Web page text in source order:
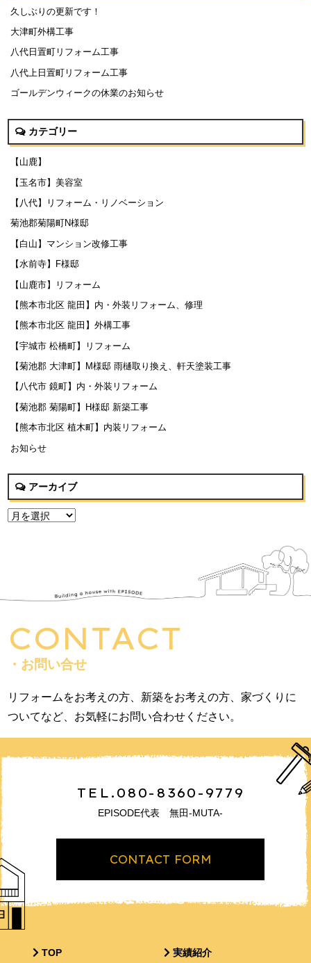
久しぶりの更新です！
大津町外構工事
八代日置町リフォーム工事
八代上日置町リフォーム工事
ゴールデンウィークの休業のお知らせ
カテゴリー
【山鹿】
【玉名市】美容室
【八代】リフォーム・リノベーション
菊池郡菊陽町N様邸
【白山】マンション改修工事
【水前寺】F様邸
【山鹿市】リフォーム
【熊本市北区 龍田】内・外装リフォーム、修理
【熊本市北区 龍田】外構工事
【宇城市 松橋町】リフォーム
【菊池郡 大津町】M様邸 雨樋取り換え、軒天塗装工事
【八代市 鏡町】内・外装リフォーム
【菊池郡 菊陽町】H様邸 新築工事
【熊本市北区 植木町】内装リフォーム
お知らせ
アーカイブ
CONTACT
・お問い合せ
リフォームをお考えの方、新築をお考えの方、家づくりに
ついてなど、お気軽にお問い合わせください。
TEL.080-8360-9779
EPISODE代表 無田-MUTA-
CONTACT FORM
TOP 実績紹介